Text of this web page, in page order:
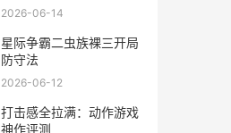
2026-06-14
星际争霸二虫族裸三开局
防守法
2026-06-12
打击感全拉满：动作游戏
神作评测